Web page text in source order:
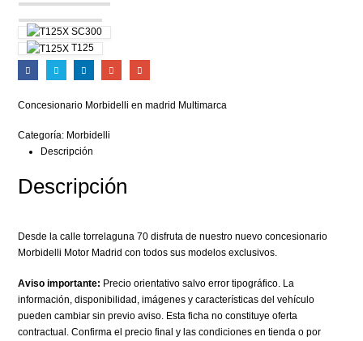
SC300
T125
Concesionario Morbidelli en madrid Multimarca
Categoría: Morbidelli
Descripción
Descripción
Desde la calle torrelaguna 70 disfruta de nuestro nuevo concesionario
Morbidelli Motor Madrid con todos sus modelos exclusivos.
Aviso importante: Precio orientativo salvo error tipográfico. La
información, disponibilidad, imágenes y características del vehículo
pueden cambiar sin previo aviso. Esta ficha no constituye oferta
contractual. Confirma el precio final y las condiciones en tienda o por